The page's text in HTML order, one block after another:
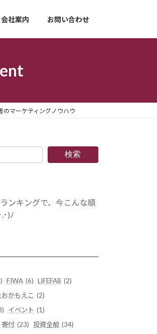
会社案内 お問い合わせ
のマーケティングノウハウ
検索
ンキングで、今こんな順
･)ﾉ
FIWA (6) LIFEFAB (2)
おかもえこ (2)
イベント (1)
寄付 (23) 投資全般 (34)